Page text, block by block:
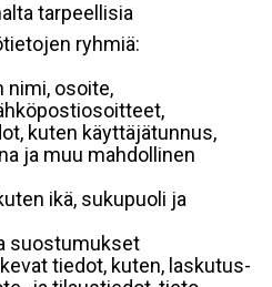
tarpeellisia
ryhmiä:
nimi, osoite,
kuten käyttäjätunnus,
ja muu mahdollinen
ikä, sukupuoli ja
suostumukset
tiedot, kuten, laskutus-